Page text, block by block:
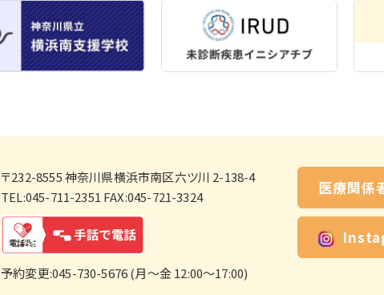
〒232-8555神奈川県横浜市南区六ツ川 2-138-4
TEL:045-711-2351 FAX:045-721-3324
予約変更:045-730-5676 (月～金 12:00～17:00)
医療関係